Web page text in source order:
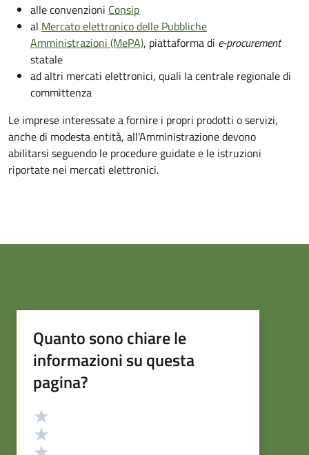
alle convenzioni Consip
al Mercato elettronico delle Pubbliche
Amministrazioni (MePA), piattaforma di e-procurement
statale
ad altri mercati elettronici, quali la centrale regionale di
committenza
Le imprese interessate a fornire i propri prodotti o servizi,
anche di modesta entità, all'Amministrazione devono
abilitarsi seguendo le procedure guidate e le istruzioni
riportate nei mercati elettronici.
Quanto sono chiare le
informazioni su questa
pagina?
Valutazione